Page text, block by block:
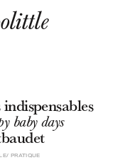
baby days
PRATIQUE